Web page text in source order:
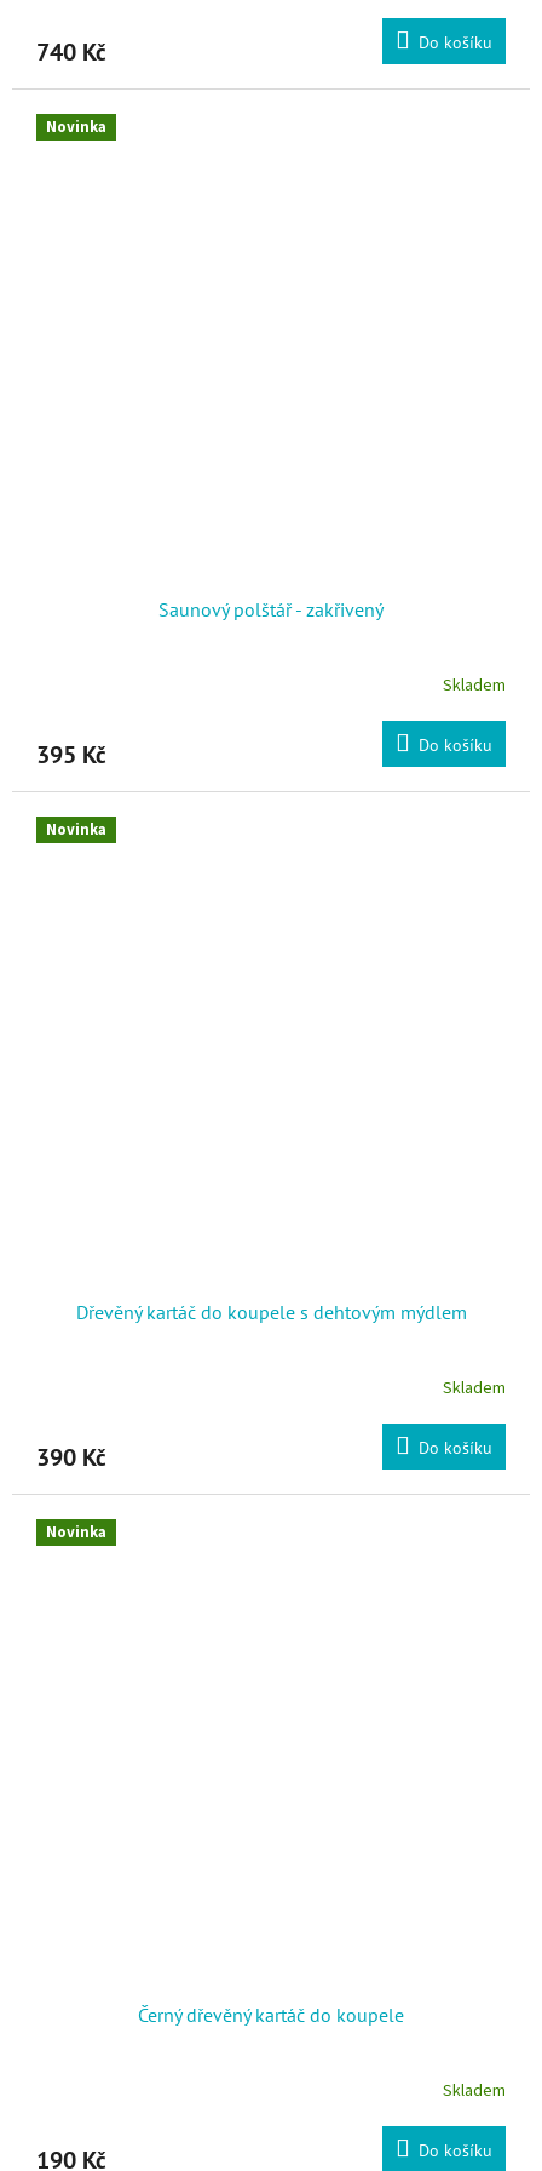
740 Kč Do košíku
Novinka
Saunový polštář - zakřivený
Skladem
395 Kč Do košíku
Novinka
Dřevěný kartáč do koupele s dehtovým mýdlem
Skladem
390 Kč Do košíku
Novinka
Černý dřevěný kartáč do koupele
Skladem
190 Kč Do košíku